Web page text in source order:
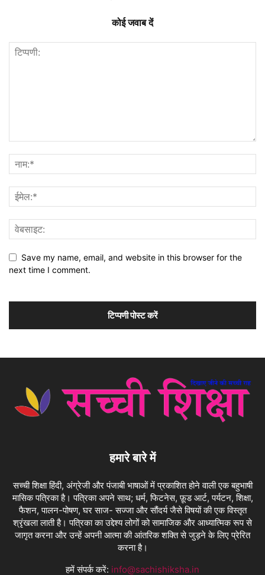
कोई जवाब दें
Save my name, email, and website in this browser for the
next time I comment.
हमारे बारे में
सच्ची शिक्षा हिंदी, अंग्रेजी और पंजाबी भाषाओं में प्रकाशित होने वाली एक बहुभाषी
मासिक पत्रिका है। पत्रिका अपने साथ; धर्म, फिटनेस, फ़ूड आर्ट, पर्यटन, शिक्षा,
फैशन, पालन-पोषण, घर साज- सज्जा और सौंदर्य जैसे विषयों की एक विस्तृत
श्रृंखला लाती है। पत्रिका का उद्देश्य लोगों को सामाजिक और आध्यात्मिक रूप से
जागृत करना और उन्हें अपनी आत्मा की आंतरिक शक्ति से जुड़ने के लिए प्रेरित
करना है।
हमें संपर्क करें: info@sachishiksha.in